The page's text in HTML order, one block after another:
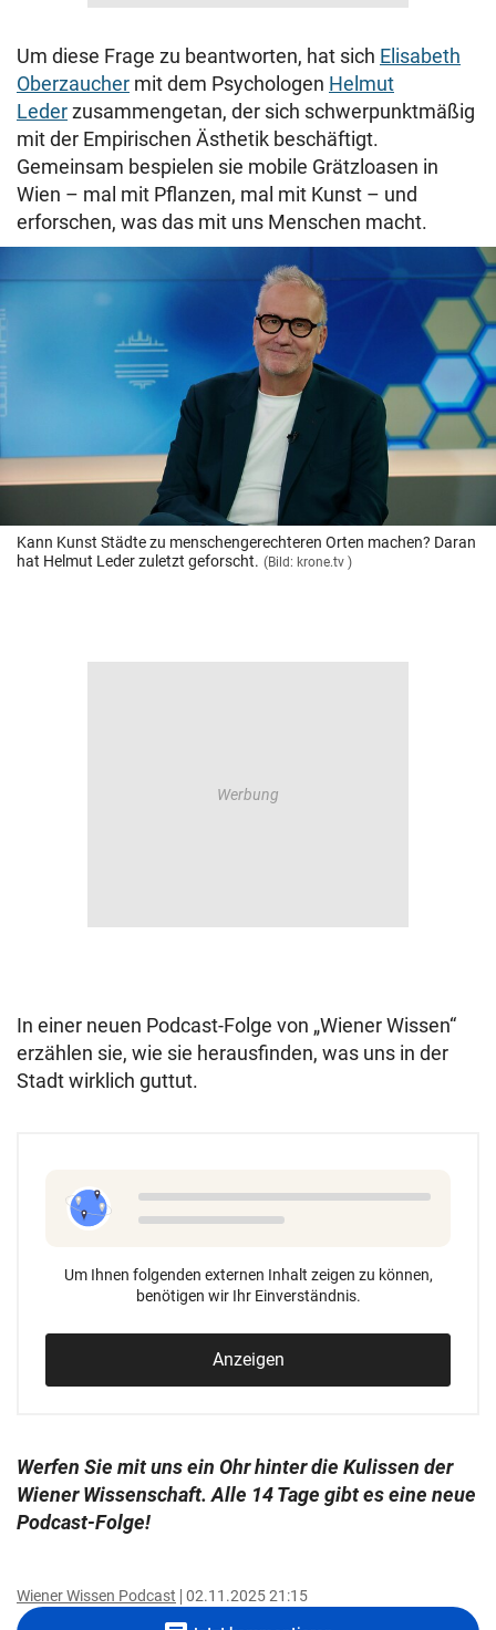
Um diese Frage zu beantworten, hat sich Elisabeth
Oberzaucher mit dem Psychologen Helmut
Lederzusammengetan, der sich schwerpunktmäßig
mit der Empirischen Ästhetik beschäftigt.
Gemeinsam bespielen sie mobile Grätzloasen in
Wien – mal mit Pflanzen, mal mit Kunst – und
erforschen, was das mit uns Menschen macht.
Kann Kunst Städte zu menschengerechteren Orten machen? Daran
hat Helmut Leder zuletzt geforscht. (Bild: krone.tv )
In einer neuen Podcast-Folge von „Wiener Wissen“
erzählen sie, wie sie herausfinden, was uns in der
Stadt wirklich guttut.
Um Ihnen folgenden externen Inhalt zeigen zu können,
benötigen wir Ihr Einverständnis.
Anzeigen
Werfen Sie mit uns ein Ohr hinter die Kulissen der
Wiener Wissenschaft. Alle 14 Tage gibt es eine neue
Podcast-Folge!
Wiener Wissen Podcast 02.11.2025 21:15